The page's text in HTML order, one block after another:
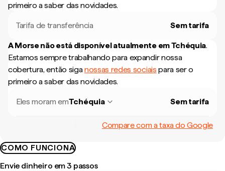
primeiro a saber das novidades.
Tarifa de transferência Sem tarifa
A Morse não está disponível atualmente emTchéquia.
Estamos sempre trabalhando para expandir nossa
cobertura, então siganossas redes sociais para ser o
primeiro a saber das novidades.
Eles moram emTchéquia Sem tarifa
Compare com a taxa do Google
COMO FUNCIONA
Envie dinheiro em 3 passos